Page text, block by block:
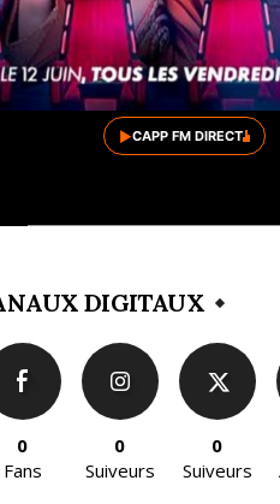
▶CAPP FM DIRECT
DIGITAUX
0
Fans
0
Suiveurs
0
Suiveurs